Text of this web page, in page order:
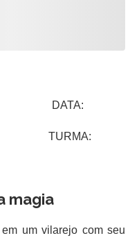
magia
um vilarejo com seu